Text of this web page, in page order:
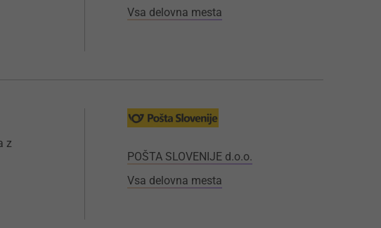
Vsa delovna mesta
z
POŠTA SLOVENIJE d.o.o.
Vsa delovna mesta